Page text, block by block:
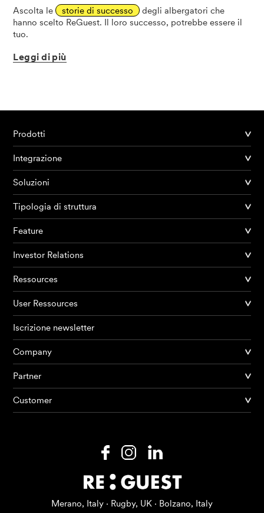
Prodotti
AI Agents
Risorse
Ascolta le storie di successo
degli albergatori che
hanno scelto ReGuest. Il loro successo, potrebbe essere il
tuo.
Leggi di più
Prodotti
Integrazione
Soluzioni
Tipologia di struttura
Feature
Investor Relations
Ressources
User Ressources
Iscrizione newsletter
Company
Partner
Customer
Merano, Italy · Rugby, UK · Bolzano, Italy